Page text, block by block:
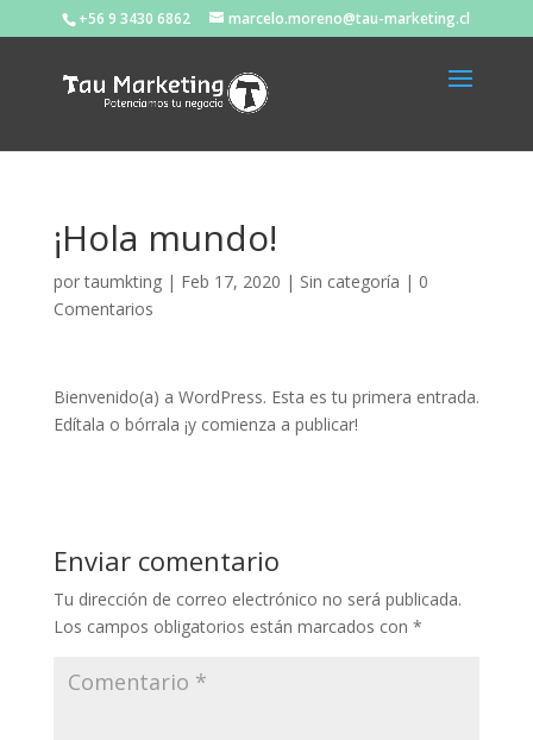
+56 9 3430 6862 marcelo.moreno@tau-marketing.cl
¡Hola mundo!
portaumkting| Feb 17, 2020 | Sin categoría | 0
Comentarios
Bienvenido(a) a WordPress. Esta es tu primera entrada.
Edítala o bórrala ¡y comienza a publicar!
Enviar comentario
Tu dirección de correo electrónico no será publicada.
Los campos obligatorios están marcados con *